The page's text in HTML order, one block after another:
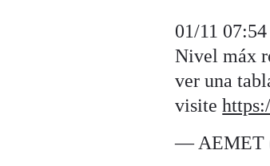
01/11
Nivel máx
ver una
visite
— AEMET